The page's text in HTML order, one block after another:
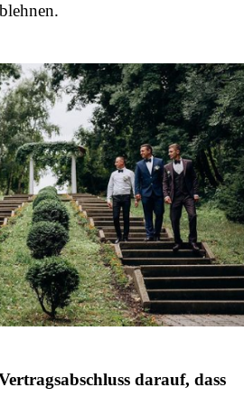
darauf, dass